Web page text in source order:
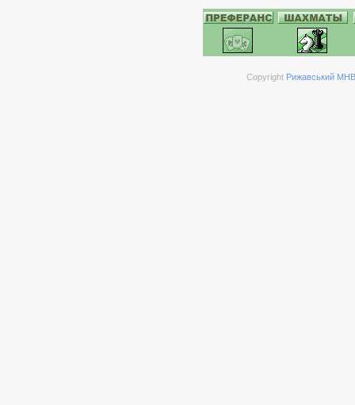
Copyright Рижавський